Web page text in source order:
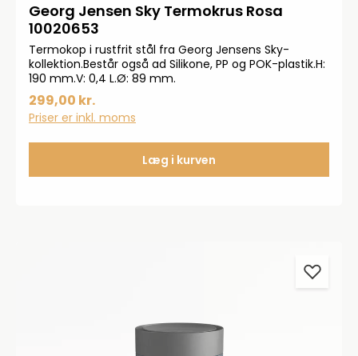
Georg Jensen Sky Termokrus Rosa
10020653
Termokop i rustfrit stål fra Georg Jensens Sky-
kollektion.Består også ad Silikone, PP og POK-plastik.H:
190 mm.V: 0,4 L.Ø: 89 mm.
299,00 kr.
Priser er inkl. moms
Læg i kurven